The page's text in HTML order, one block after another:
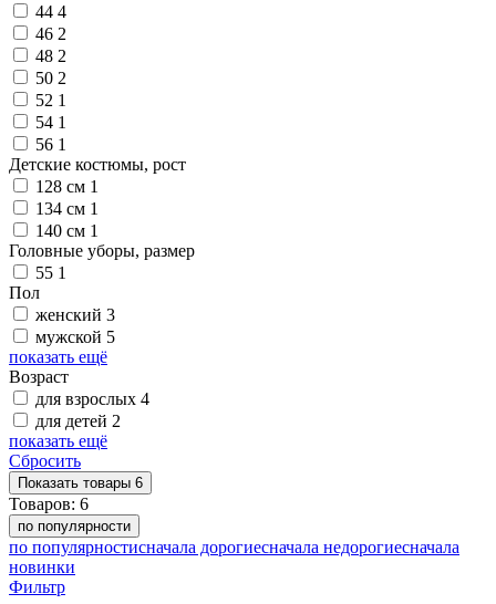
44 4
46 2
48 2
50 2
52 1
54 1
56 1
Детские костюмы, рост
128 см 1
134 см 1
140 см 1
Головные уборы, размер
55 1
Пол
женский 3
мужской 5
показать ещё
Возраст
для взрослых 4
для детей 2
показать ещё
Сбросить
Показать товары 6
Товаров: 6
по популярности
по популярностисначала дорогиесначала недорогиесначала
новинки
Фильтр